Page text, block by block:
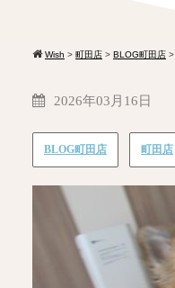
Wish > 町田店 > BLOG町田店 >
2026年03月16日
BLOG町田店 町田店